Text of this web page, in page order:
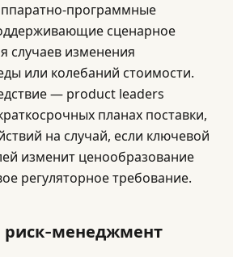
программные
сценарное
случаев изменения
или колебаний стоимости.
— product leaders
планах поставки,
на случай, если ключевой
изменит ценообразование
регуляторное требование.
риск-менеджмент